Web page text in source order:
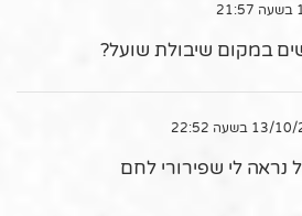
במקום שיבולת שועל?
נראה לי שפירורי לחם